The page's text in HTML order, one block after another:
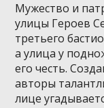
Мужество и
улицы Героев
третьего
а улица у
его честь.
авторы
лице